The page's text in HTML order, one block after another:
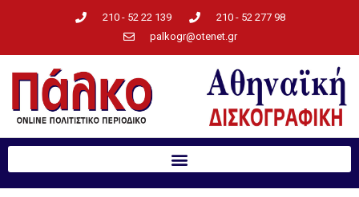
210 - 52 22 139
210 - 52 277 98
palkogr@otenet.gr